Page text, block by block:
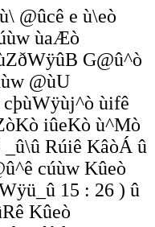
@ûcê e ù\eò
ùaÆò
G@û^ò
@ùU
cþùWÿùj^ò ùifê
iûeKò ù^Mò
Rúiê KâòÁ û
cúùw Kûeò
15 : 26 ) û
Kûeò